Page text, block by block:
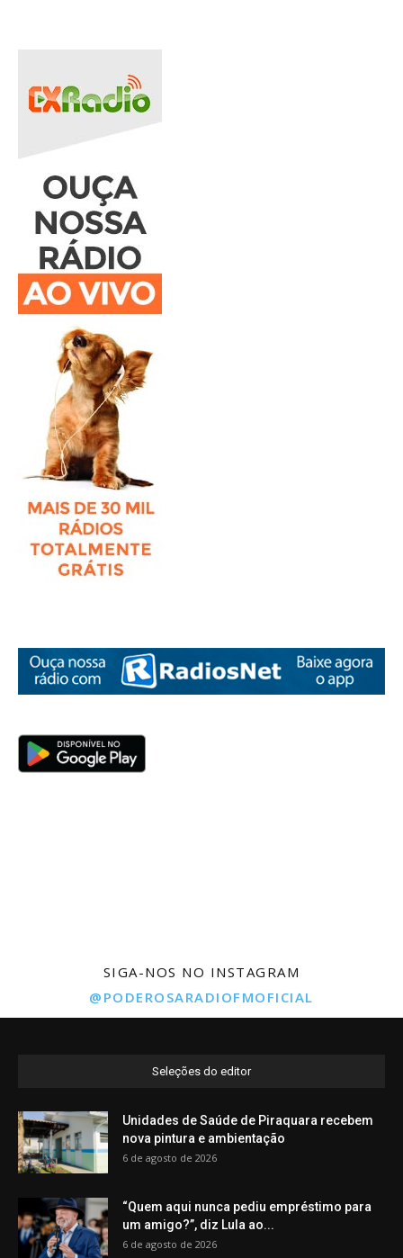
SIGA-NOS NO INSTAGRAM
@PODEROSARADIOFMOFICIAL
Seleções do editor
Unidades de Saúde de Piraquara recebem
nova pintura e ambientação
6 de agosto de 2026
“Quem aqui nunca pediu empréstimo para
um amigo?”, diz Lula ao...
6 de agosto de 2026